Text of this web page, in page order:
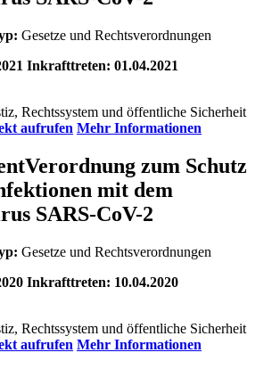
Gesetze und Rechtsverordnungen
Inkrafttreten: 01.04.2021
aufrufen Mehr Informationen
Verordnung zum Schutz
mit dem
SARS-CoV-2
Gesetze und Rechtsverordnungen
Inkrafttreten: 10.04.2020
aufrufen Mehr Informationen